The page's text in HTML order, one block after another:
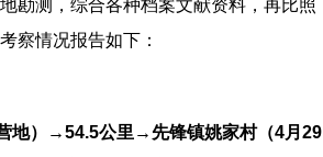
勘测，综合各种档案文献资料，再比照
察情况报告如下：
地）→54.5公里→先锋镇姚家村（4月29